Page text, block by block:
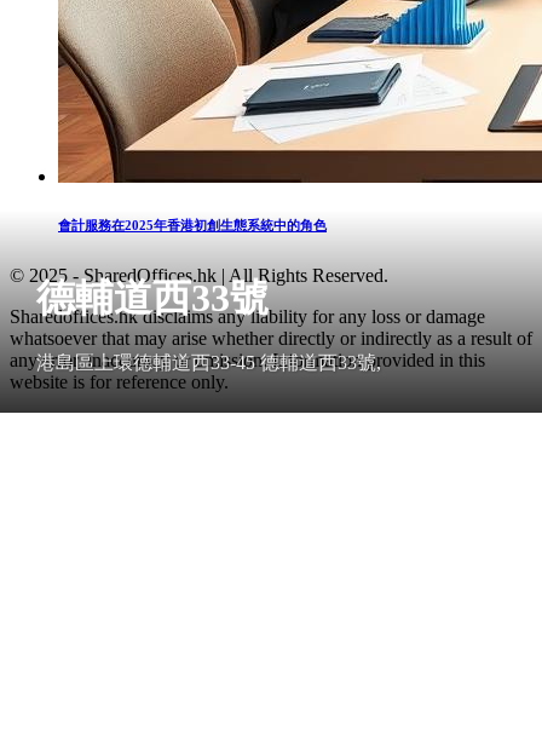
德輔道西33號
港島區上環德輔道西33-45 德輔道西33號,
會計服務在2025年香港初創生態系統中的角色
© 2025 - SharedOffices.hk | All Rights Reserved.
Sharedoffices.hk disclaims any liability for any loss or damage
whatsoever that may arise whether directly or indirectly as a result of
any error, inaccuracy or omission. Information provided in this
website is for reference only.